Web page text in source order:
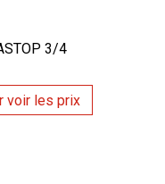
3/4
voir les prix